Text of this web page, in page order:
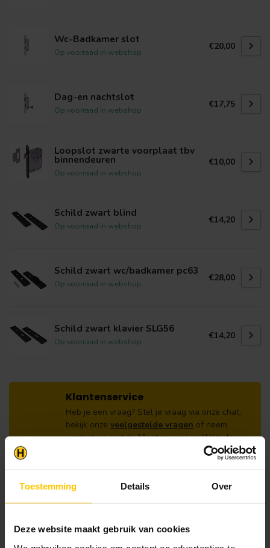
Toestemming Details Over
Deze website maakt gebruik van cookies
Wc-Badkamer slot
Op voorraad in webshop
€20,00
Dag-en nachtslot
Op voorraad in webshop
€17,75
Loopslot zwarte voorplaat tbv
binnendeuren
Op voorraad in webshop
€10,00
Schild zwart blind
Op voorraad in webshop
€14,20
Schild zwart wc/badkamer pc63
Op voorraad in webshop
€28,00
Schild zwart klavier SLG56
Op voorraad in webshop
€14,20
Klantenservice
Heb je een vraag? Stel je vraag via onze chat,
bekijk onze veelgestelde vragen of neem
contact op met deklantenservice. Wij helpen u
graag verder met het samenstellen van uw
Afhalen en zeker weten dan uw
producten aanwezig zijn?:
1.Voeg alle gewenste producten toe in de
Ga naar de “Mijn Winkelwagen” pagina.